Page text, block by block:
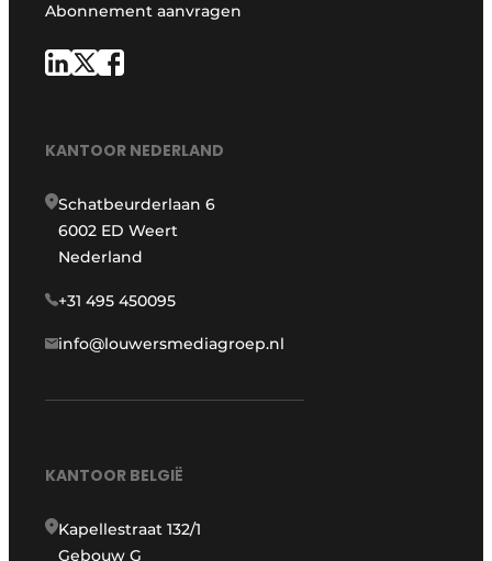
Abonnement aanvragen
KANTOOR NEDERLAND
Schatbeurderlaan 6
6002 ED Weert
Nederland
+31 495 450095
info@louwersmediagroep.nl
KANTOOR BELGIË
Kapellestraat 132/1
Gebouw G